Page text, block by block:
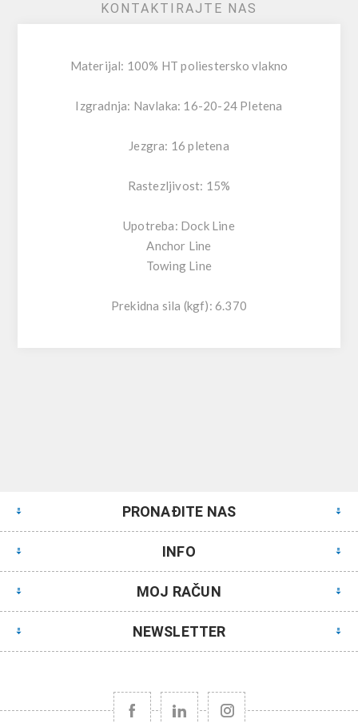
KONTAKTIRAJTE NAS
Materijal: 100% HT poliestersko vlakno
Izgradnja: Navlaka: 16-20-24 Pletena
Jezgra: 16 pletena
Rastezljivost: 15%
Upotreba: Dock Line
Anchor Line
Towing Line
Prekidna sila (kgf): 6.370
PRONAĐITE NAS
INFO
MOJ RAČUN
NEWSLETTER